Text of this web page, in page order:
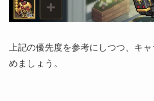
上記の優先度を参考にしつつ、キ
めましょう。